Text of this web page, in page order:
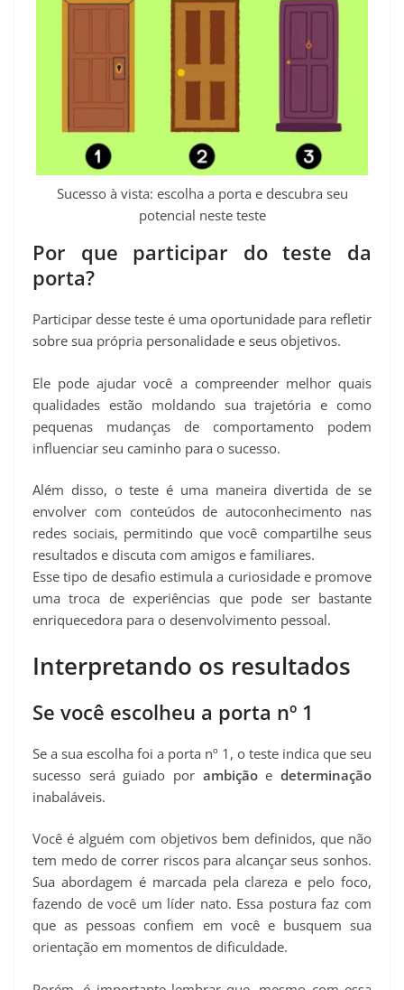
Sucesso à vista: escolha a porta e descubra seu
potencial neste teste
Por que participar do teste da
porta?
Participar desse teste é uma oportunidade para refletir
sobre sua própria personalidade e seus objetivos.
Ele pode ajudar você a compreender melhor quais
qualidades estão moldando sua trajetória e como
pequenas mudanças de comportamento podem
influenciar seu caminho para o sucesso.
Além disso, o teste é uma maneira divertida de se
envolver com conteúdos de autoconhecimento nas
redes sociais, permitindo que você compartilhe seus
resultados e discuta com amigos e familiares.
Esse tipo de desafio estimula a curiosidade e promove
uma troca de experiências que pode ser bastante
enriquecedora para o desenvolvimento pessoal.
Interpretando os resultados
Se você escolheu a porta nº 1
Se a sua escolha foi a porta nº 1, o teste indica que seu
sucesso será guiado por ambiçãoedeterminação
inabaláveis.
Você é alguém com objetivos bem definidos, que não
tem medo de correr riscos para alcançar seus sonhos.
Sua abordagem é marcada pela clareza e pelo foco,
fazendo de você um líder nato. Essa postura faz com
que as pessoas confiem em você e busquem sua
orientação em momentos de dificuldade.